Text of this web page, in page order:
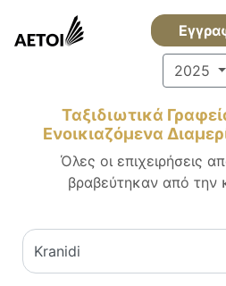
2025
Ταξιδιωτικά
Ενοικιαζόμενα
Όλες οι επιχειρήσεις
βραβεύτηκαν από την